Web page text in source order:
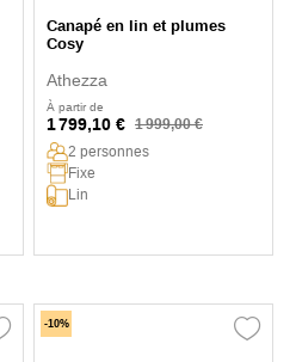
Canapé en lin et plumes
Cosy
Athezza
À partir de
1 799,10 € 1 999,00 €
2 personnes
Fixe
Lin
-10%